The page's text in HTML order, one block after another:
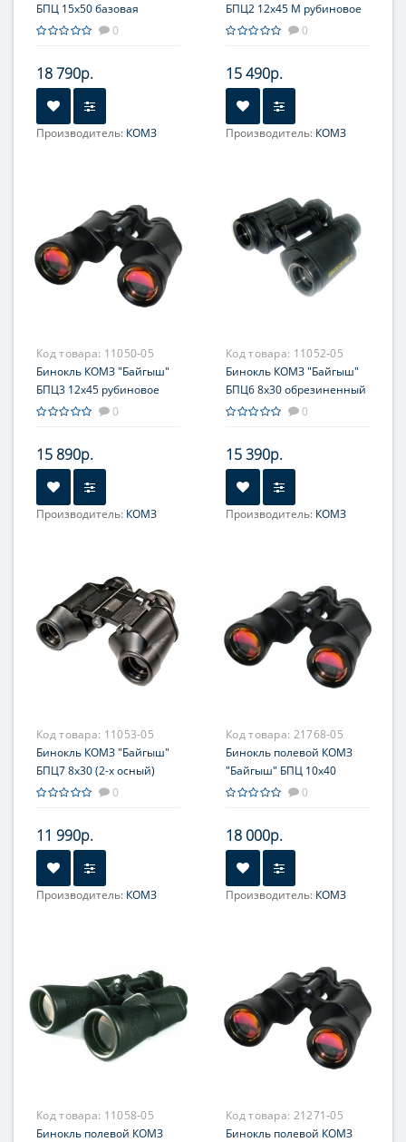
БПЦ 15x50 базовая
комплектация0
18 790р.
Производитель: КОМЗ
БПЦ2 12x45 М рубиновое
покрытие оптики
0
15 490р.
Производитель: КОМЗ
Центральная
Код товара: 11050-05
Бинокль КОМЗ "Байгыш"
БПЦ3 12x45 рубиновое
покрытие, обрезиненный
0
15 890р.
Производитель: КОМЗ
Центральная
Код товара: 11052-05
Бинокль КОМЗ "Байгыш"
БПЦ6 8x30 обрезиненный
базовая комплектация
0
15 390р.
Производитель: КОМЗ
Код товара: 11053-05
Бинокль КОМЗ "Байгыш"
БПЦ7 8x30 (2-х осный)
базовая комплектация
0
11 990р.
Производитель: КОМЗ
Код товара: 21768-05
Бинокль полевой КОМЗ
"Байгыш" БПЦ 10x40
дальномерная сетка,
0
18 000р.
Производитель: КОМЗ
Код товара: 11058-05
Бинокль полевой КОМЗ
Код товара: 21271-05
Бинокль полевой КОМЗ